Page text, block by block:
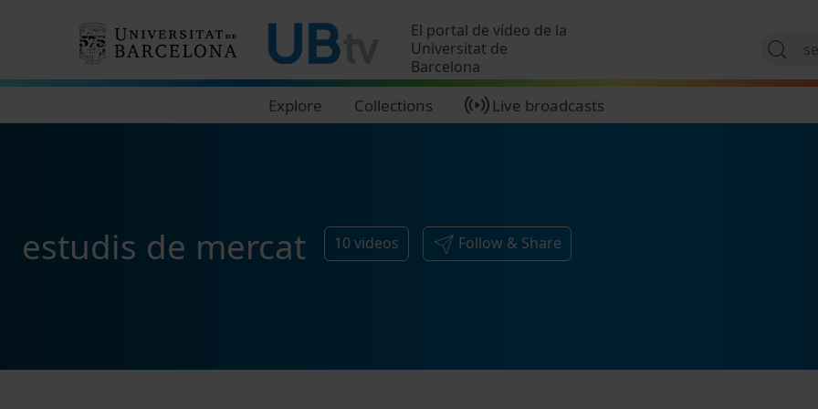
El portal de vídeo de la
Universitat de
Barcelona
Explore Collections Live broadcasts
estudis de mercat 10 videos Follow & Share